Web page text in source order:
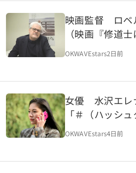
映画監督 ロベ
（映画『修道
【OKWAVE ア
3月取材】
OKWAVEstars2日前
女優 水沢エレ
「＃（ハッシュ
【OKWAVE ア
OKWAVEstars4日前